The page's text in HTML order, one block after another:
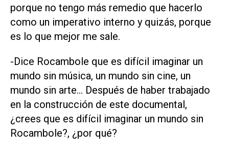
porque no tengo más remedio que hacerlo
como un imperativo interno y quizás, porque
es lo que mejor me sale.
-Dice Rocambole que es difícil imaginar un
mundo sin música, un mundo sin cine, un
mundo sin arte... Después de haber trabajado
en la construcción de este documental,
¿crees que es difícil imaginar un mundo sin
Rocambole?, ¿por qué?